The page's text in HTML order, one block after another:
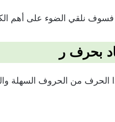
فسوف نلقي الضوء على أهم
بحرف ر
الحرف من الحروف السهلة